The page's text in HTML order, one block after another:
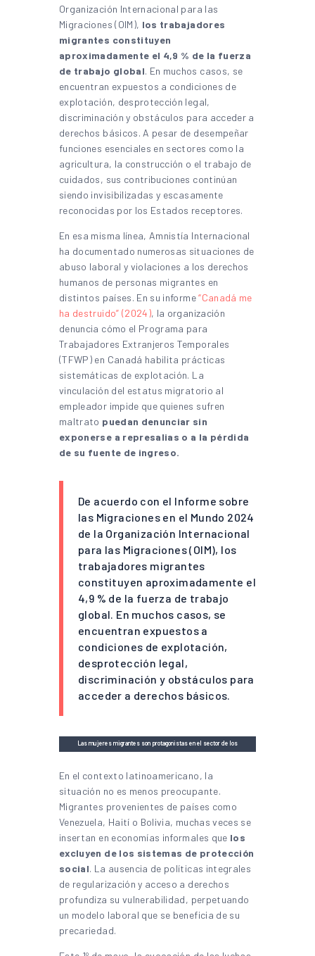
Organización Internacional para las
Migraciones (OIM), los trabajadores
migrantes constituyen
aproximadamente el 4,9 % de la fuerza
de trabajo global. En muchos casos, se
encuentran expuestos a condiciones de
explotación, desprotección legal,
discriminación y obstáculos para acceder a
derechos básicos. A pesar de desempeñar
funciones esenciales en sectores como la
agricultura, la construcción o el trabajo de
cuidados, sus contribuciones continúan
siendo invisibilizadas y escasamente
reconocidas por los Estados receptores.
En esa misma línea, Amnistía Internacional
ha documentado numerosas situaciones de
abuso laboral y violaciones a los derechos
humanos de personas migrantes en
distintos países. En su informe“Canadá me
ha destruido” (2024), la organización
denuncia cómo el Programa para
Trabajadores Extranjeros Temporales
(TFWP) en Canadá habilita prácticas
sistemáticas de explotación. La
vinculación del estatus migratorio al
empleador impide que quienes sufren
maltrato puedan denunciar sin
exponerse a represalias o a la pérdida
de su fuente de ingreso.
De acuerdo con el Informe sobre
las Migraciones en el Mundo 2024
de la Organización Internacional
para las Migraciones (OIM), los
trabajadores migrantes
constituyen aproximadamente el
4,9 % de la fuerza de trabajo
global. En muchos casos, se
encuentran expuestos a
condiciones de explotación,
desprotección legal,
discriminación y obstáculos para
acceder a derechos básicos.
Las mujeres migrantes son protagonistas en el sector de los
En el contexto latinoamericano, la
situación no es menos preocupante.
Migrantes provenientes de países como
Venezuela, Haití o Bolivia, muchas veces se
insertan en economías informales que los
excluyen de los sistemas de protección
social. La ausencia de políticas integrales
de regularización y acceso a derechos
profundiza su vulnerabilidad, perpetuando
un modelo laboral que se beneficia de su
precariedad.